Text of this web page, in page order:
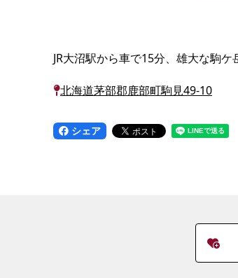
JR大沼駅から車で15分、雄大な駒
北海道茅部郡鹿部町駒見49-10
シェア